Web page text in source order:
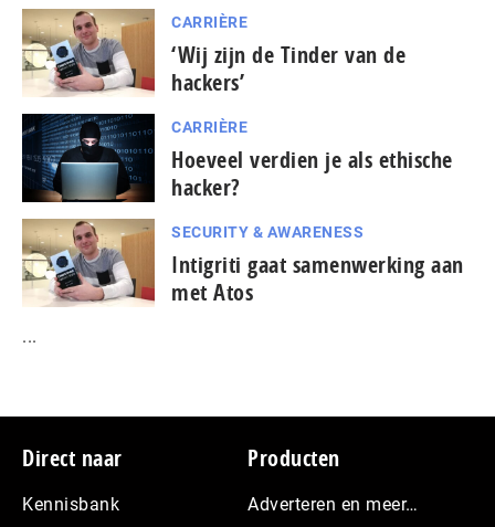
CARRIÈRE
‘Wij zijn de Tinder van de
hackers’
CARRIÈRE
Hoeveel verdien je als ethische
hacker?
SECURITY & AWARENESS
Intigriti gaat samenwerking aan
met Atos
...
Footer
Direct naar
Kennisbank
Producten
Adverteren en meer…